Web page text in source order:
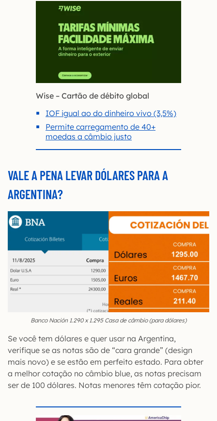
Wise – Cartão de débito global
IOF igual ao do dinheiro vivo (3,5%)
Permite carregamento de 40+
moedas a câmbio justo
VALE A PENA LEVAR DÓLARES PARA A
ARGENTINA?
Banco Nación 1.290 x 1.295 Casa de câmbio (para dólares)
Se você tem dólares e quer usar na Argentina,
verifique se as notas são de “cara grande” (design
mais novo) e se estão em perfeito estado. Para obter
a melhor cotação no câmbio blue, as notas precisam
ser de 100 dólares. Notas menores têm cotação pior.